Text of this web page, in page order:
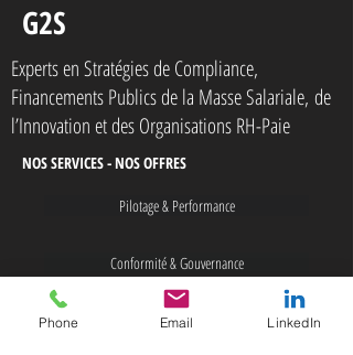
G2S
Experts en Stratégies de Compliance,
Financements Publics de la Masse Salariale, de
l’Innovation et des Organisations RH-Paie
NOS SERVICES - NOS OFFRES
Pilotage & Performance
Conformité & Gouvernance
Processus & SIRH
Phone Email LinkedIn